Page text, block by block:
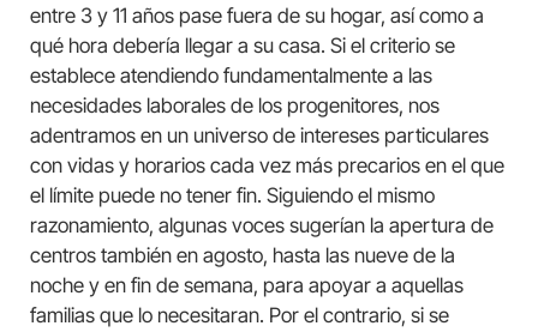
entre 3 y 11 años pase fuera de su hogar, así como a
qué hora debería llegar a su casa. Si el criterio se
establece atendiendo fundamentalmente a las
necesidades laborales de los progenitores, nos
adentramos en un universo de intereses particulares
con vidas y horarios cada vez más precarios en el que
el límite puede no tener fin. Siguiendo el mismo
razonamiento, algunas voces sugerían la apertura de
centros también en agosto, hasta las nueve de la
noche y en fin de semana, para apoyar a aquellas
familias que lo necesitaran. Por el contrario, si se